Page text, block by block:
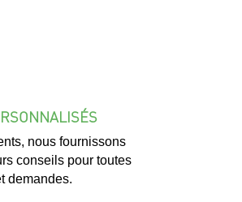
nous fournissons
conseils pour toutes
demandes.